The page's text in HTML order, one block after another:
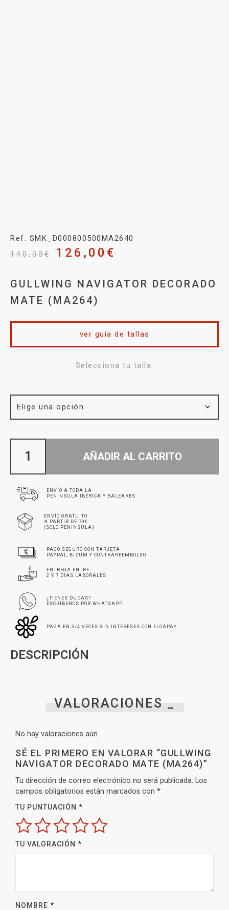
Ref: SMK_D000800500MA2640
140,00€ 126,00 €
GULLWING NAVIGATOR DECORADO
MATE (MA264)
Selecciona tu talla:
ver guía de tallas
AÑADIR AL CARRITO
ENVÍO A TODA LA
PENINSULA IBÉRICA Y BALEARES
ENVÍO GRATUITO
A PARTIR DE 79€
(SOLO PENINSULA)
PAGO SEGURO CON TARJETA
PAYPAL, BIZUM Y CONTRAREEMBOLSO
ENTREGA ENTRE
2 Y 7 DÍAS LABORALES
¿TIENES DUDAS?
ESCRÍBENOS POR WHATSAPP
PAGA EN 3/4 VECES SIN INTERESES CON FLOAPAY
DESCRIPCIÓN
VALORACIONES _
No hay valoraciones aún.
SÉ EL PRIMERO EN VALORAR “GULLWING
NAVIGATOR DECORADO MATE (MA264)”
Tu dirección de correo electrónico no será publicada. Los
campos obligatorios están marcados con *
TU PUNTUACIÓN *
TU VALORACIÓN *
NOMBRE *